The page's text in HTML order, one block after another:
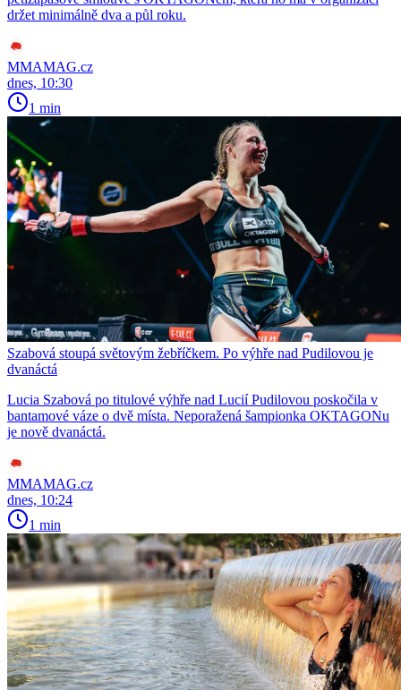
držet minimálně dva a půl roku.
MMAMAG.cz
dnes, 10:30
1 min
Szabová stoupá světovým žebříčkem. Po výhře nad Pudilovou je
dvanáctá
Lucia Szabová po titulové výhře nad Lucií Pudilovou poskočila v
bantamové váze o dvě místa. Neporažená šampionka OKTAGONu
je nově dvanáctá.
MMAMAG.cz
dnes, 10:24
1 min